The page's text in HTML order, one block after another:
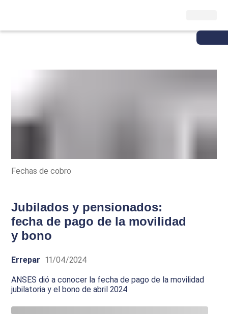
Fechas de cobro
Jubilados y pensionados:
fecha de pago de la movilidad
y bono
Errepar 11/04/2024
ANSES dió a conocer la fecha de pago de la movilidad
jubilatoria y el bono de abril 2024